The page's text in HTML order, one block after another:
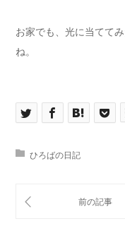
お家でも、光に当てて
ね。
ひろばの日記